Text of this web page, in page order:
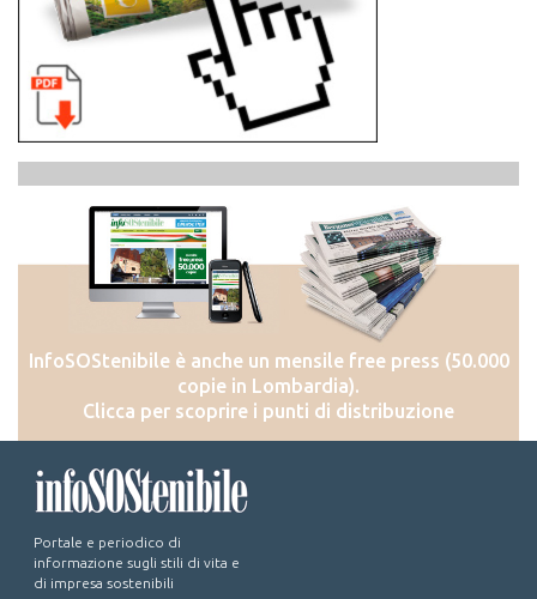
InfoSOStenibile è anche un mensile free press (50.000
copie in Lombardia).
Clicca per scoprire i punti di distribuzione
Portale e periodico di
informazione sugli stili di vita e
di impresa sostenibili